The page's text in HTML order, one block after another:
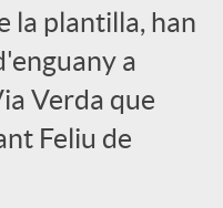
la plantilla, han
a
Verda que
Feliu de